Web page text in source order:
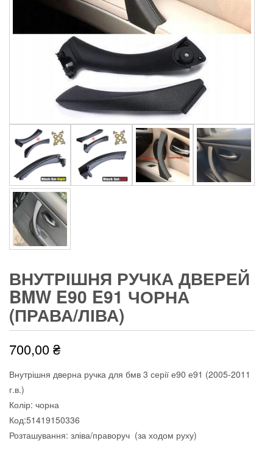
ВНУТРІШНЯ РУЧКА ДВЕРЕЙ
BMW E90 E91 ЧОРНА
(ПРАВА/ЛІВА)
700,00₴
Внутрішня дверна ручка для бмв 3 серії е90 е91 (2005-2011
г.в.)
Колір: чорна
Код:51419150336
Розташування: зліва/праворуч (за ходом руху)